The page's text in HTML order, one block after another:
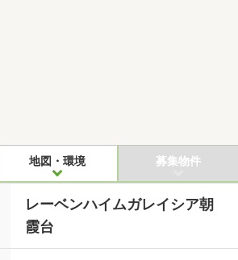
地図・環境 募集物件
レーベンハイムガレイシア朝
霞台